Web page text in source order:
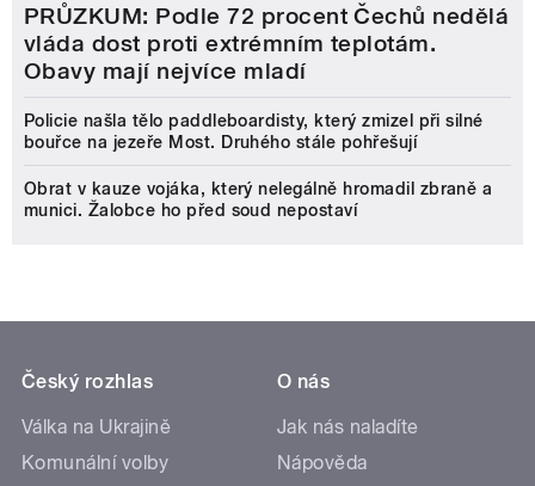
PRŮZKUM: Podle 72 procent Čechů nedělá
vláda dost proti extrémním teplotám.
Obavy mají nejvíce mladí
Policie našla tělo paddleboardisty, který zmizel při silné
bouřce na jezeře Most. Druhého stále pohřešují
Obrat v kauze vojáka, který nelegálně hromadil zbraně a
munici. Žalobce ho před soud nepostaví
Český rozhlas
Válka na Ukrajině
Komunální volby
O nás
Jak nás naladíte
Nápověda